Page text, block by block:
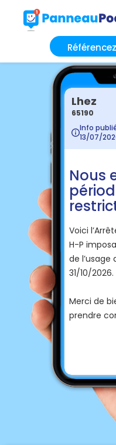
Lhez
65190
Info
13/07/
Nous
Voici
H-P
de l’usage
31/10/2026.
Merci de
prendre